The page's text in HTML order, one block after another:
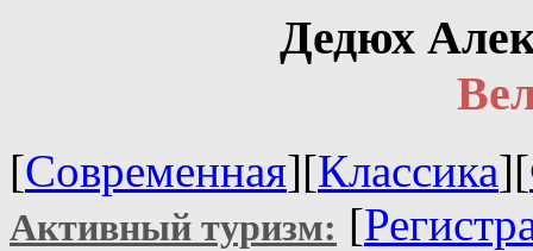
Дедюх
[Современная][Классика][
Активный туризм: [